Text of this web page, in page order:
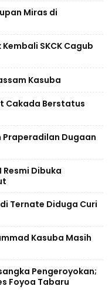
Miras di
SKCK Cagub
Kasuba
Cakada Berstatus
Dugaan
Resmi Dibuka
Ternate Diduga Curi
Kasuba Masih
Pengeroyokan;
Foyoa Tabaru